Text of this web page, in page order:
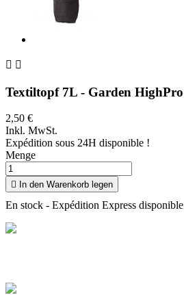
 
Textiltopf 7L - Garden HighPro
2,50 €
Inkl. MwSt.
Expédition sous 24H disponible !
Menge
 In den Warenkorb legen
En stock - Expédition Express disponible